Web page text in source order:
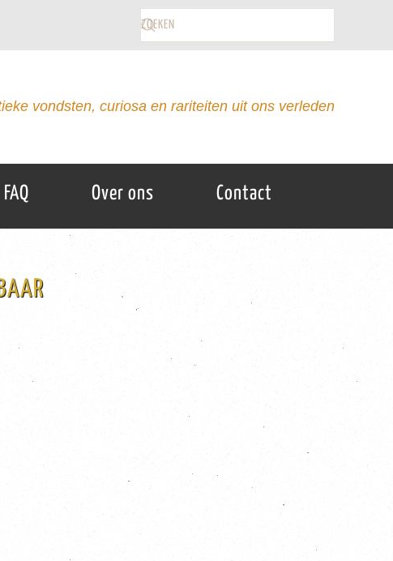
vondsten, curiosa en rariteiten uit ons verleden
FAQ Over ons Contact